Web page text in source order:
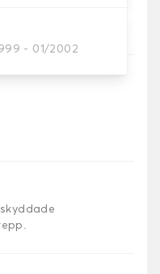
- 01/2002